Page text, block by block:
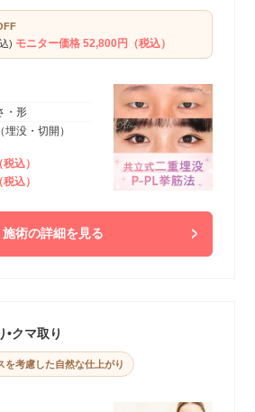
) モニター価格 52,800円（税込）
・形
没・切開）
込）
込）
施術の詳細を見る
•クマ取り
を考慮した自然な仕上がり